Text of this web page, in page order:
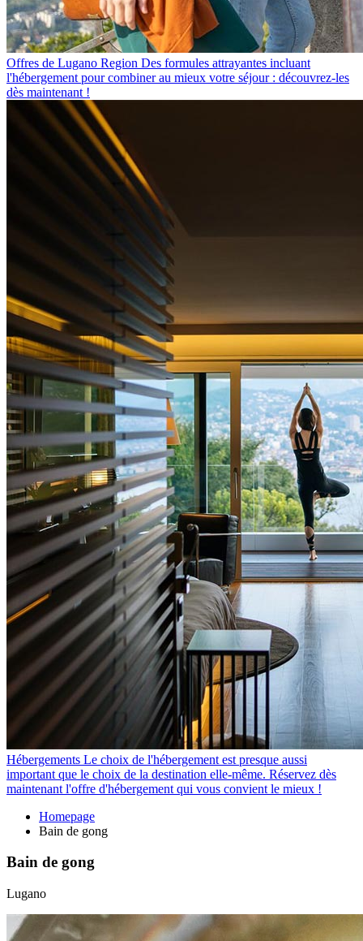
Offres de Lugano Region Des formules attrayantes incluant
l'hébergement pour combiner au mieux votre séjour : découvrez-les
dès maintenant !
Hébergements Le choix de l'hébergement est presque aussi
important que le choix de la destination elle-même. Réservez dès
maintenant l'offre d'hébergement qui vous convient le mieux !
Homepage
Bain de gong
Bain de gong
Lugano